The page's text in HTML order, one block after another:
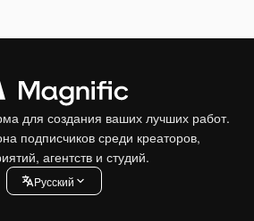
для создания ваших лучших работ.
подписчиков среди креаторов,
агентств и студий.
Pусский